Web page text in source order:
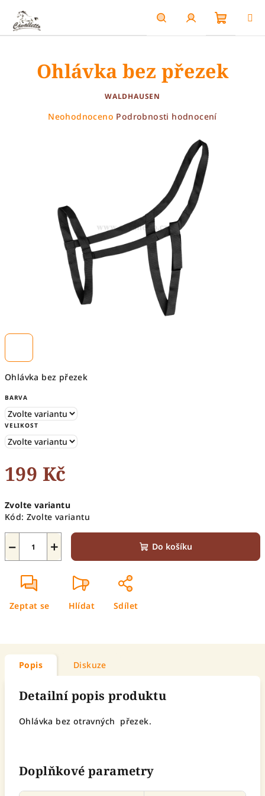
obsah
HledatPřihlášení
košík
Ohlávka bez přezek
BARVA
VELIKOST
199 Kč
cena:
Zvolte variantu
Kód: Zvolte variantu
+
− Do košíku
Zeptat se Hlídat Sdílet
Ohlávka bez přezek
WALDHAUSEN
Průměrné
Neohodnoceno Podrobnosti hodnocení
Popis Diskuze
Detailní popis produktu
Ohlávka bez otravných přezek.
Doplňkové parametry